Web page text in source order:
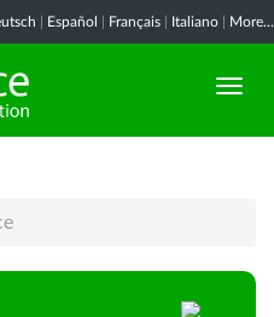
Español Français Italiano More...